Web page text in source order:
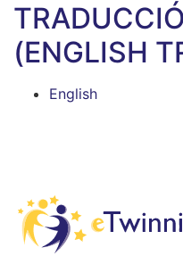
(ENGLISH
English